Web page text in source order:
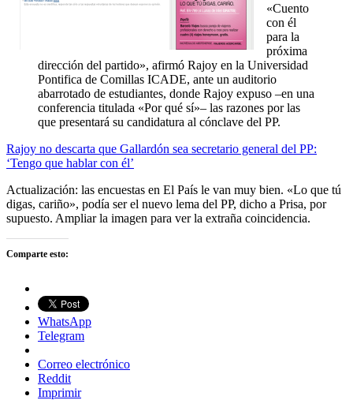
«Cuento
con él
para la
próxima
dirección del partido», afirmó Rajoy en la Universidad
Pontifica de Comillas ICADE, ante un auditorio
abarrotado de estudiantes, donde Rajoy expuso –en una
conferencia titulada «Por qué sí»– las razones por las
que presentará su candidatura al cónclave del PP.
Rajoy no descarta que Gallardón sea secretario general del PP:
‘Tengo que hablar con él’
Actualización: las encuestas en El País le van muy bien. «Lo que tú
digas, cariño», podía ser el nuevo lema del PP, dicho a Prisa, por
supuesto. Ampliar la imagen para ver la extraña coincidencia.
Comparte esto:
WhatsApp
Telegram
Correo electrónico
Reddit
Imprimir